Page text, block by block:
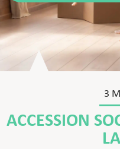
3
ACCESSION